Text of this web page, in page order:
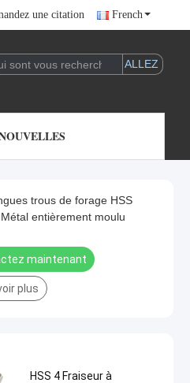
une citation French
trous de forage HSS
entièrement moulu
maintenant
plus
HSS 4 Fraiseur à